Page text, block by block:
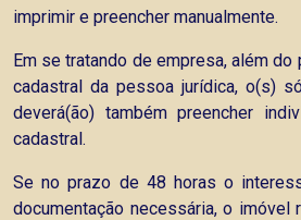
imprimir e preencher manualmente.
Em se tratando de empresa, além do
cadastral da pessoa jurídica, o(s)
deverá(ão) também preencher
cadastral.
Se no prazo de 48 horas o
documentação necessária, o imóvel